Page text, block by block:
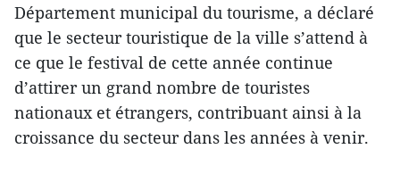
Département municipal du tourisme, a déclaré
que le secteur touristique de la ville s’attend à
ce que le festival de cette année continue
d’attirer un grand nombre de touristes
nationaux et étrangers, contribuant ainsi à la
croissance du secteur dans les années à venir.